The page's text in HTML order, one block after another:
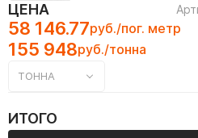
ЦЕНА
58 146.77руб./пог. метр
155 948руб./тонна
ТОННА
ИТОГО